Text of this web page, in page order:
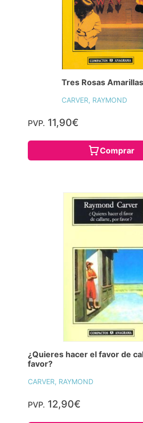
Tres Rosas Amarillas
CARVER, RAYMOND
PVP. 11,90€
Comprar
¿Quieres hacer el favor de
favor?
CARVER, RAYMOND
PVP. 12,90€